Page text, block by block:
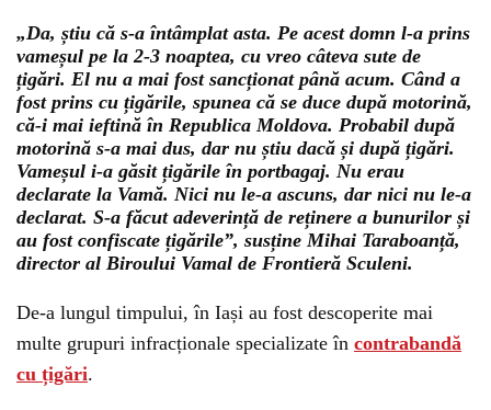
„Da, știu că s-a întâmplat asta. Pe acest domn l-a prins
vameșul pe la 2-3 noaptea, cu vreo câteva sute de
țigări. El nu a mai fost sancționat până acum. Când a
fost prins cu țigările, spunea că se duce după motorină,
că-i mai ieftină în Republica Moldova. Probabil după
motorină s-a mai dus, dar nu știu dacă și după țigări.
Vameșul i-a găsit țigările în portbagaj. Nu erau
declarate la Vamă. Nici nu le-a ascuns, dar nici nu le-a
declarat. S-a făcut adeverință de reținere a bunurilor și
au fost confiscate țigările”, susține Mihai Taraboanță,
director al Biroului Vamal de Frontieră Sculeni.
De-a lungul timpului, în Iași au fost descoperite mai
multe grupuri infracționale specializate în contrabandă
cu țigări.